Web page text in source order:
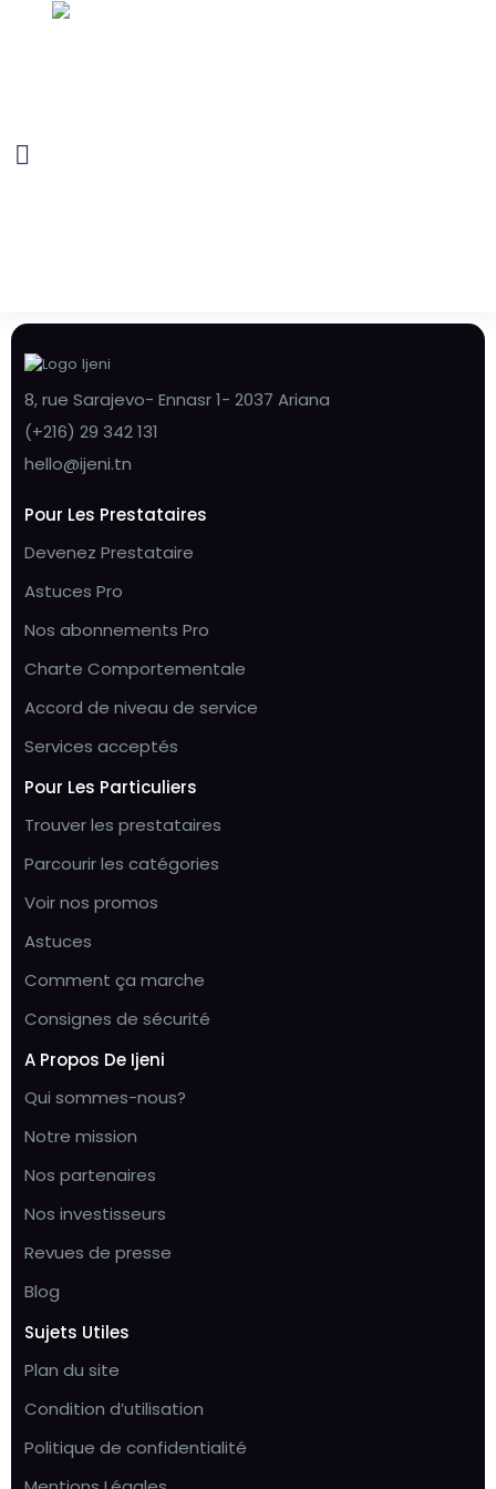
8, rue Sarajevo- Ennasr 1- 2037 Ariana
(+216) 29 342 131
hello@ijeni.tn
Pour Les Prestataires
Devenez Prestataire
Astuces Pro
Nos abonnements Pro
Charte Comportementale
Accord de niveau de service
Services acceptés
Pour Les Particuliers
Trouver les prestataires
Parcourir les catégories
Voir nos promos
Astuces
Comment ça marche
Consignes de sécurité
A Propos De Ijeni
Qui sommes-nous?
Notre mission
Nos partenaires
Nos investisseurs
Revues de presse
Blog
Sujets Utiles
Plan du site
Condition d’utilisation
Politique de confidentialité